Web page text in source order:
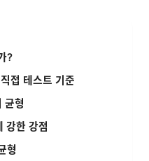
?
접 테스트 기준
균형
강한 강점
형